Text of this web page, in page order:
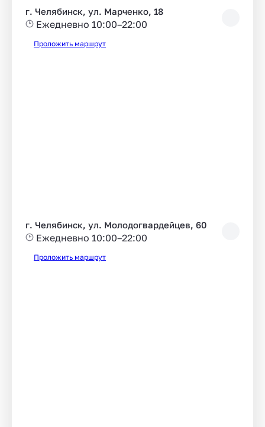
г. Челябинск, ул. Марченко, 18
Ежедневно 10:00–22:00
Проложить маршрут
г. Челябинск, ул. Молодогвардейцев, 60
Ежедневно 10:00–22:00
Проложить маршрут